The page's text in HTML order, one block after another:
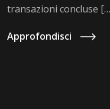
transazioni concluse
Approfondisci